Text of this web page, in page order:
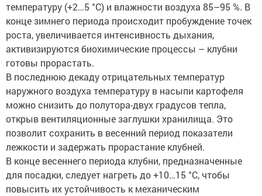
температуру (+2…5 °C) и влажности воздуха 85–95 %. В
конце зимнего периода происходит пробуждение точек
роста, увеличивается интенсивность дыхания,
активизируются биохимические процессы – клубни
готовы прорастать.
В последнюю декаду отрицательных температур
наружного воздуха температуру в насыпи картофеля
можно снизить до полутора-двух градусов тепла,
открыв вентиляционные заглушки хранилища. Это
позволит сохранить в весенний период показатели
лежкости и задержать прорастание клубней.
В конце весеннего периода клубни, предназначенные
для посадки, следует нагреть до +10…15 °C, чтобы
повысить их устойчивость к механическим